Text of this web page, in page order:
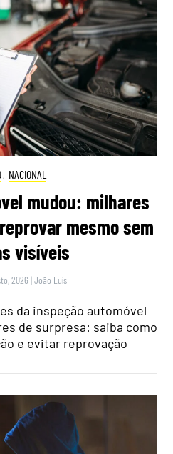
, NACIONAL
mudou: milhares
mesmo sem
visíveis
2026 |João Luís
da inspeção automóvel
de surpresa: saiba como
e evitar reprovação